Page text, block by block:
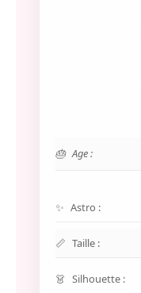
Age :
Astro :
Taille :
Silhouette :